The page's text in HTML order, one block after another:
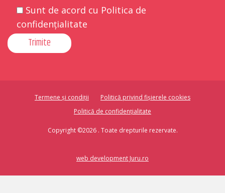
Sunt de acord cu Politica de
confidențialitate
Termene și condiții
Politică privind fișierele cookies
Politică de confidențialitate
Copyright ©2026 . Toate drepturile rezervate.
web development Juru.ro